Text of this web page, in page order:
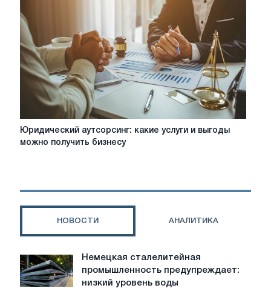
компании
Uradresa
Юридический
аутсорсинг:
выгоды
Юридический аутсорсинг: какие услуги и выгоды
можно получить бизнесу
НОВОСТИ АНАЛИТИКА
Немецкая
сталелитейная
промышленность
Немецкая сталелитейная
промышленность предупреждает:
низкий уровень воды